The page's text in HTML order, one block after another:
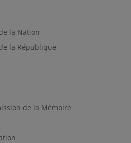
la Nation
la République
de la Mémoire